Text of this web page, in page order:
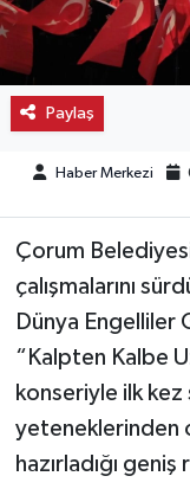
Paylaş
Haber Merkezi
Çorum
çalışmalarını
Dünya Engelliler
“Kalpten Kalbe
konseriyle ilk kez
yeteneklerinden
hazırladığı
Kargı
Laçin
Mecitözü
Oğuzlar
Ortaköy
Osmancık
Sungurlu
Uğurludağ